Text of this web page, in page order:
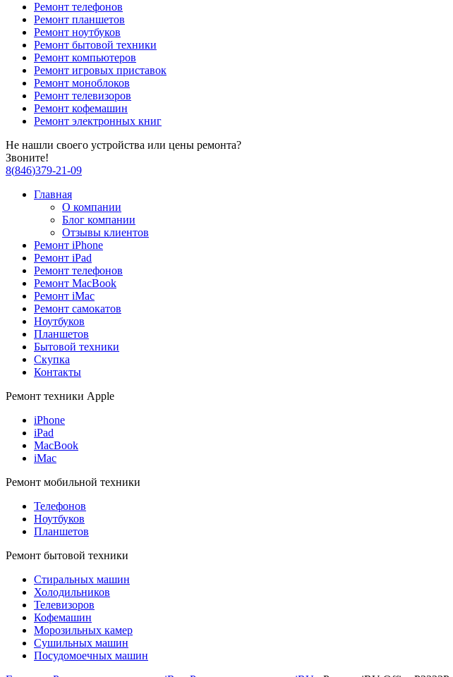
Ремонт телефонов
Ремонт планшетов
Ремонт ноутбуков
Ремонт бытовой техники
Ремонт компьютеров
Ремонт игровых приставок
Ремонт моноблоков
Ремонт телевизоров
Ремонт кофемашин
Ремонт электронных книг
Не нашли своего устройства или цены ремонта?
Звоните!
8(846)379-21-09
Главная
О компании
Блог компании
Отзывы клиентов
Ремонт iPhone
Ремонт iPad
Ремонт телефонов
Ремонт MacBook
Ремонт iMac
Ремонт самокатов
Ноутбуков
Планшетов
Бытовой техники
Скупка
Контакты
Ремонт техники Apple
iPhone
iPad
MacBook
iMac
Ремонт мобильной техники
Телефонов
Ноутбуков
Планшетов
Ремонт бытовой техники
Стиральных машин
Холодильников
Телевизоров
Кофемашин
Морозильных камер
Сушильных машин
Посудомоечных машин